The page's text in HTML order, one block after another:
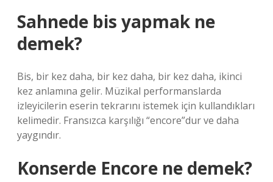
Sahnede bis yapmak ne
demek?
Bis, bir kez daha, bir kez daha, bir kez daha, ikinci
kez anlamına gelir. Müzikal performanslarda
izleyicilerin eserin tekrarını istemek için kullandıkları
kelimedir. Fransızca karşılığı “encore”dur ve daha
yaygındır.
Konserde Encore ne demek?